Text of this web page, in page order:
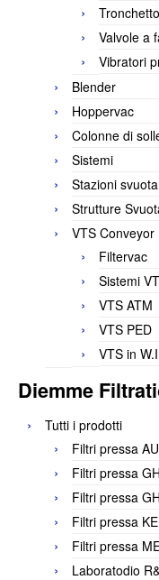
Valvole a
Vibratori
Blender
Hoppervac
Colonne di
Sistemi
Stazioni
Strutture
VTS Conveyor
Filtervac
Sistemi
VTS ATM
VTS PED
VTS in
Diemme
Tutti i prodotti
Filtri pressa
Filtri pressa
Filtri pressa
Filtri pressa KE
Filtri pressa
Laboratodio